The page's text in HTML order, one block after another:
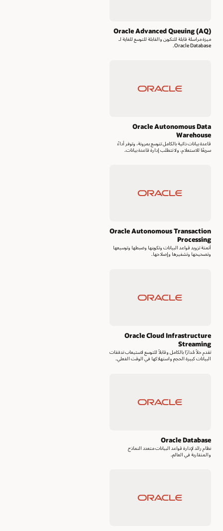
Oracle Advanced Queuing (AQ)
ميزة مراسلة قابلة للتكوين والقابلة للتوسع للغاية لـ
Oracle Database.
Oracle Autonomous Data
Warehouse
قاعدة بيانات ذاتية بالكامل تتوسع بمرونة، وتوفر أداءً
سريعًا للاستعلام، ولا تتطلب إدارة قاعدة بيانات.
Oracle Autonomous Transaction
Processing
أتمتة تزويد قواعد البيانات وتكوينها وضبطها وتوسيعها
وتصحيحها وتشفيرها وإصلاحها.
Oracle Cloud Infrastructure
Streaming
تقدم حلاً مُدارًا بالكامل وقابلاً للتوسع لاستيعاب تدفقات
البيانات كبيرة الحجم واستهلاكها في الوقت الفعلي.
Oracle Database
نظام رائد لإدارة قواعد البيانات متعدد النماذج
والمتقاربة في العالم.